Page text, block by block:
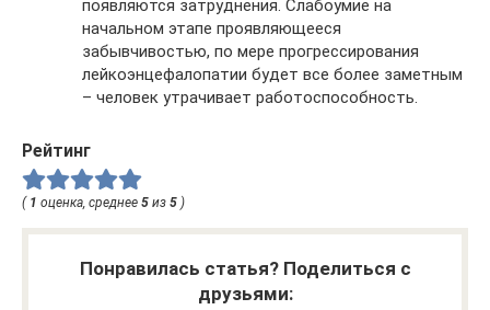
появляются затруднения. Слабоумие на
начальном этапе проявляющееся
забывчивостью, по мере прогрессирования
лейкоэнцефалопатии будет все более заметным
– человек утрачивает работоспособность.
Рейтинг
( 1 оценка, среднее 5 из 5 )
Понравилась статья? Поделиться с
друзьями: